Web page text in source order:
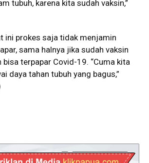
tubuh, karena kita sudah vaksin,”
ini prokes saja tidak menjamin
sama halnya jika sudah vaksin
terpapar Covid-19. “Cuma kita
daya tahan tubuh yang bagus,”